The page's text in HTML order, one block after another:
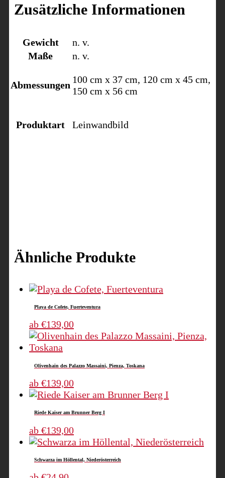
Zusätzliche Informationen
Gewicht
n. v.
Maße
n. v.
Abmessungen 100 cm x 37 cm, 120 cm x 45 cm,
150 cm x 56 cm
Produktart Leinwandbild
Ähnliche Produkte
Playa de Cofete, Fuerteventura
ab €139,00Dieses
Produkt
Varianten
auf.
Die
können
auf
der
gewählt
Olivenhain des Palazzo Massaini, Pienza, Toskana
ab €139,00Dieses
Produkt
mehrere
Varianten
auf.
Optionen
Riede Kaiser am Brunner Berg I
ab €139,00Dieses
Produkt
mehrere
Schwarza im Höllental, Niederösterreich